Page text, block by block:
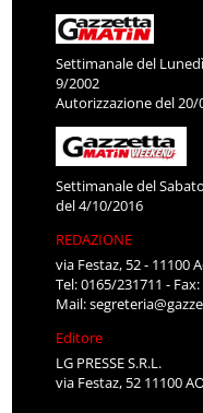
Settimanale del
9/2002
Autorizzazione del 20/
Settimanale del
del 4/10/2016
REDAZIONE
via Festaz, 52 - 11100
Tel: 0165/231711 -
Mail:
Editore
LG PRESSE S.R.L.
via Festaz, 52 11100